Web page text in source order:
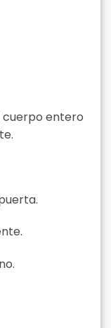
cuerpo entero